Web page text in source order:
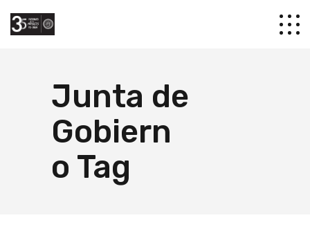
Junta de
Gobiern
o Tag